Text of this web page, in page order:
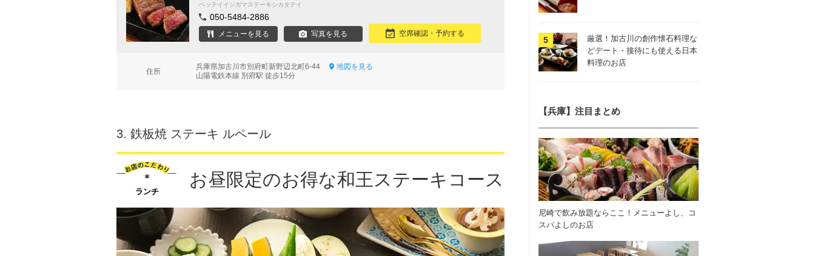
ベッテイイシガマステーキシカタテイ
050-5484-2886
メニューを見る 写真を見る 空席確認・予約する
住所
兵庫県加古川市別府町新野辺北町6-44
地図を見る
山陽電鉄本線 別府駅 徒歩15分
3. 鉄板焼 ステーキ ルペール
ランチ
お昼限定のお得な和王ステーキコース
厳選！加古川の創作懐石料理な
どデート・接待にも使える日本
料理のお店
【兵庫】注目まとめ
尼崎で飲み放題ならここ！メニューよし、コ
スパよしのお店